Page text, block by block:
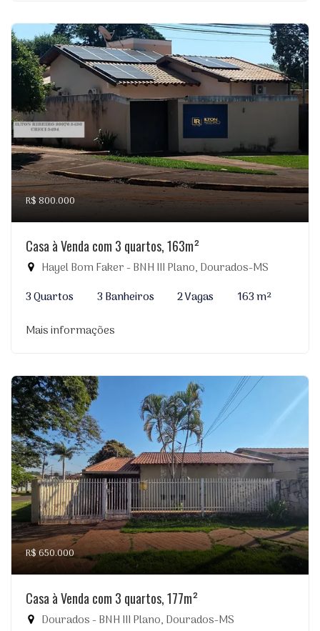
R$ 800.000
Casa à Venda com 3 quartos, 163m²
Hayel Bom Faker - BNH III Plano, Dourados-MS
3 Quartos
3 Banheiros 2 Vagas
163 m²
Mais informações
R$ 650.000
Casa à Venda com 3 quartos, 177m²
Dourados - BNH III Plano, Dourados-MS